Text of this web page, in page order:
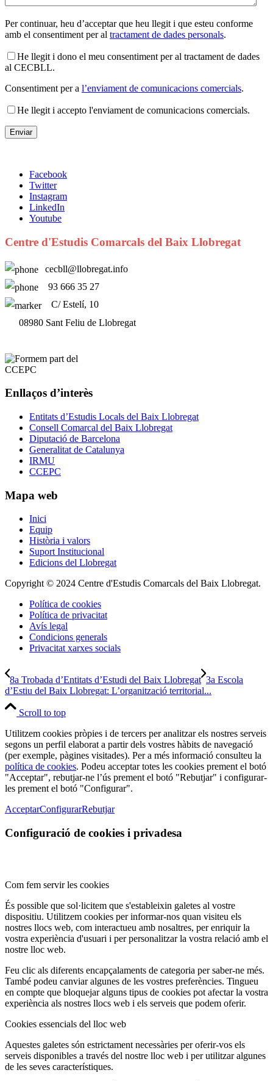
Per continuar, heu d’acceptar que heu llegit i que esteu conforme
amb el consentiment per al tractament de dades personals.
He llegit i dono el meu consentiment per al tractament de dades
al CECBLL.
Consentiment per a l’enviament de comunicacions comercials.
He llegit i accepto l'enviament de comunicacions comercials.
Facebook
Twitter
Instagram
LinkedIn
Youtube
Centre d'Estudis Comarcals del Baix Llobregat
cecbll@llobregat.info
93 666 35 27
C/ Estelí, 10
08980 Sant Feliu de Llobregat
Enllaços d’interès
Entitats d’Estudis Locals del Baix Llobregat
Consell Comarcal del Baix Llobregat
Diputació de Barcelona
Generalitat de Catalunya
IRMU
CCEPC
Mapa web
Inici
Equip
Història i valors
Suport Institucional
Edicions del Llobregat
Copyright © 2024 Centre d'Estudis Comarcals del Baix Llobregat.
Política de cookies
Política de privacitat
Avís legal
Condicions generals
Privacitat xarxes socials
8a Trobada d’Entitats d’Estudi del Baix Llobregat 3a Escola
d’Estiu del Baix Llobregat: L’organització territorial...
Scroll to top
Utilitzem cookies pròpies i de tercers per analitzar els nostres serveis
segons un perfil elaborat a partir dels vostres hàbits de navegació
(per exemple, pàgines visitades). Per a més informació consulteu la
política de cookies. Podeu acceptar totes les cookies prement el botó
"Acceptar", rebutjar-ne l’ús prement el botó "Rebutjar" i configurar-
les prement el botó "Configurar".
AcceptarConfigurarRebutjar
Configuració de cookies i privadesa
Com fem servir les cookies
És possible que sol·licitem que s'estableixin galetes al vostre
dispositiu. Utilitzem cookies per informar-nos quan visiteu els
nostres llocs web, com interactueu amb nosaltres, per enriquir la
vostra experiència d'usuari i per personalitzar la vostra relació amb el
nostre lloc web.
Feu clic als diferents encapçalaments de categoria per saber-ne més.
També podeu canviar algunes de les vostres preferències. Tingueu
en compte que bloquejar alguns tipus de cookies pot afectar la vostra
experiència als nostres llocs web i els serveis que podem oferir.
Cookies essencials del lloc web
Aquestes galetes són estrictament necessàries per oferir-vos els
serveis disponibles a través del nostre lloc web i per utilitzar algunes
de les seves característiques.